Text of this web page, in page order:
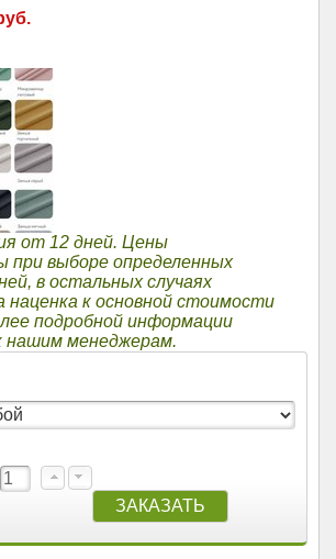
от 12 дней. Цены
при выборе определенных
в остальных случаях
наценка к основной стоимости
подробной информации
нашим менеджерам.